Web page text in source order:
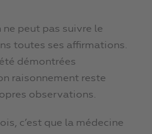
ne peut pas suivre le
toutes ses affirmations.
démontrées
raisonnement reste
observations.
c’est que la médecine